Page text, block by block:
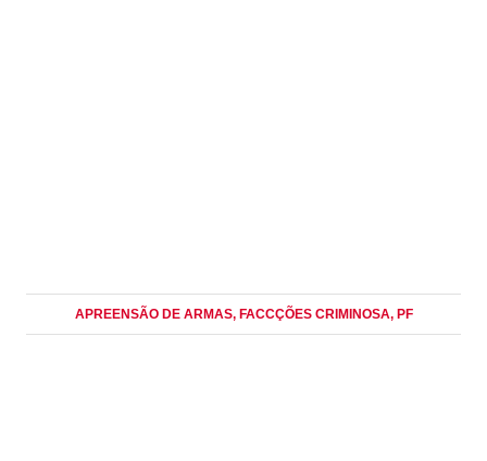
APREENSÃO DE ARMAS, FACCÇÕES CRIMINOSA, PF